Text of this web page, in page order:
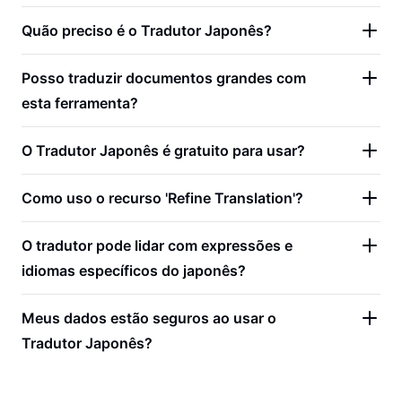
Quão preciso é o Tradutor Japonês?
Posso traduzir documentos grandes com
esta ferramenta?
O Tradutor Japonês é gratuito para usar?
Como uso o recurso 'Refine Translation'?
O tradutor pode lidar com expressões e
idiomas específicos do japonês?
Meus dados estão seguros ao usar o
Tradutor Japonês?